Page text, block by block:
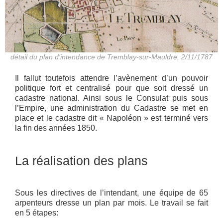
détail du plan d’intendance de Tremblay-sur-Mauldre, 2/11/1787
Il fallut toutefois attendre l’avènement d’un pouvoir
politique fort et centralisé pour que soit dressé un
cadastre national. Ainsi sous le Consulat puis sous
l’Empire, une administration du Cadastre se met en
place et le cadastre dit « Napoléon » est terminé vers
la fin des années 1850.
La réalisation des plans
Sous les directives de l’intendant, une équipe de 65
arpenteurs dresse un plan par mois. Le travail se fait
en 5 étapes: